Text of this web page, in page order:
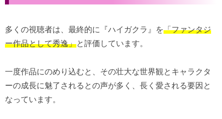
多くの視聴者は、最終的に『ハイガクラ』を「ファンタジ
ー作品として秀逸」と評価しています。
一度作品にのめり込むと、その壮大な世界観とキャラクタ
ーの成長に魅了されるとの声が多く、長く愛される要因と
なっています。